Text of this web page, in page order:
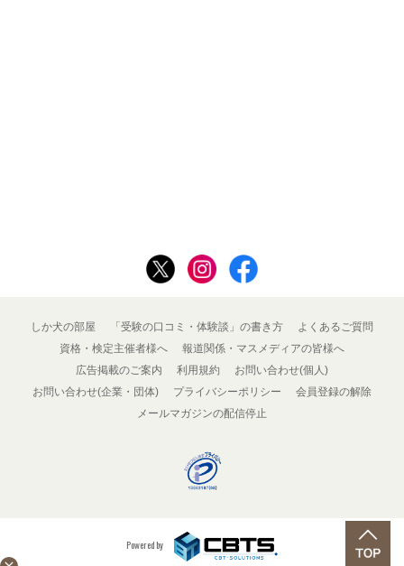
しか犬の部屋 「受験の口コミ・体験談」の書き方
よくあるご質問
資格・検定主催者様へ
報道関係・マスメディアの皆様へ
広告掲載のご案内
利用規約
お問い合わせ(個人)
お問い合わせ(企業・団体)
プライバシーポリシー
会員登録の解除
メールマガジンの配信停止
Powered by